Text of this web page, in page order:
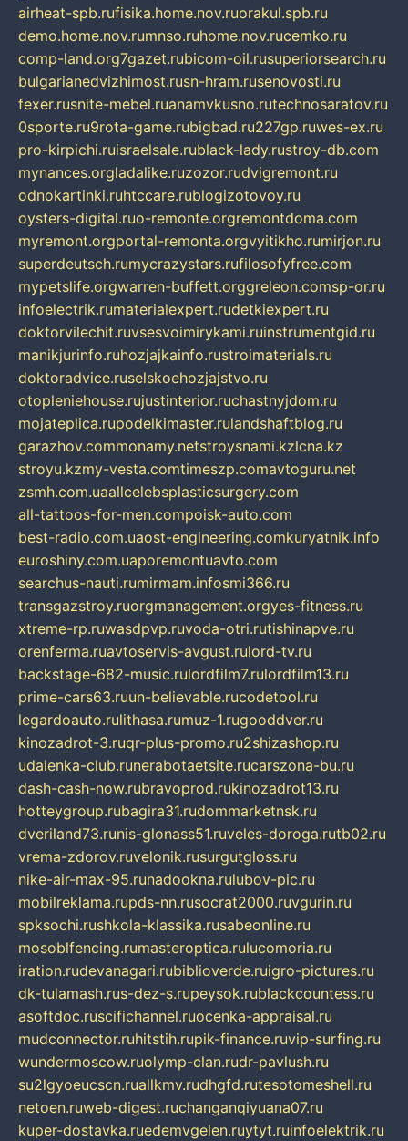
airheat-spb.rufisika.home.nov.ruorakul.spb.ru
demo.home.nov.rumnso.ruhome.nov.rucemko.ru
comp-land.org7gazet.rubicom-oil.rusuperiorsearch.ru
bulgarianedvizhimost.rusn-hram.rusenovosti.ru
fexer.rusnite-mebel.ruanamvkusno.rutechnosaratov.ru
0sporte.ru9rota-game.rubigbad.ru227gp.ruwes-ex.ru
pro-kirpichi.ruisraelsale.rublack-lady.rustroy-db.com
mynances.orgladalike.ruzozor.rudvigremont.ru
odnokartinki.ruhtccare.rublogizotovoy.ru
oysters-digital.ruo-remonte.orgremontdoma.com
myremont.orgportal-remonta.orgvyitikho.rumirjon.ru
superdeutsch.rumycrazystars.rufilosofyfree.com
mypetslife.orgwarren-buffett.orggreleon.comsp-or.ru
infoelectrik.rumaterialexpert.rudetkiexpert.ru
doktorvilechit.ruvsesvoimirykami.ruinstrumentgid.ru
manikjurinfo.ruhozjajkainfo.rustroimaterials.ru
doktoradvice.ruselskoehozjajstvo.ru
otopleniehouse.rujustinterior.ruchastnyjdom.ru
mojateplica.rupodelkimaster.rulandshaftblog.ru
garazhov.commonamy.netstroysnami.kzlcna.kz
stroyu.kzmy-vesta.comtimeszp.comavtoguru.net
zsmh.com.uaallcelebsplasticsurgery.com
all-tattoos-for-men.compoisk-auto.com
best-radio.com.uaost-engineering.comkuryatnik.info
euroshiny.com.uaporemontuavto.com
searchus-nauti.rumirmam.infosmi366.ru
transgazstroy.ruorgmanagement.orgyes-fitness.ru
xtreme-rp.ruwasdpvp.ruvoda-otri.rutishinapve.ru
orenferma.ruavtoservis-avgust.rulord-tv.ru
backstage-682-music.rulordfilm7.rulordfilm13.ru
prime-cars63.ruun-believable.rucodetool.ru
legardoauto.rulithasa.rumuz-1.rugooddver.ru
kinozadrot-3.ruqr-plus-promo.ru2shizashop.ru
udalenka-club.runerabotaetsite.rucarszona-bu.ru
dash-cash-now.rubravoprod.rukinozadrot13.ru
hotteygroup.rubagira31.rudommarketnsk.ru
dveriland73.runis-glonass51.ruveles-doroga.rutb02.ru
vrema-zdorov.ruvelonik.rusurgutgloss.ru
nike-air-max-95.runadookna.rulubov-pic.ru
mobilreklama.rupds-nn.rusocrat2000.ruvgurin.ru
spksochi.rushkola-klassika.rusabeonline.ru
mosoblfencing.rumasteroptica.rulucomoria.ru
iration.rudevanagari.rubiblioverde.ruigro-pictures.ru
dk-tulamash.rus-dez-s.rupeysok.rublackcountess.ru
asoftdoc.ruscifichannel.ruocenka-appraisal.ru
mudconnector.ruhitstih.rupik-finance.ruvip-surfing.ru
wundermoscow.ruolymp-clan.rudr-pavlush.ru
su2lgyoeucscn.ruallkmv.rudhgfd.rutesotomeshell.ru
netoen.ruweb-digest.ruchanganqiyuana07.ru
kuper-dostavka.ruedemvgelen.ruytyt.ruinfoelektrik.ru